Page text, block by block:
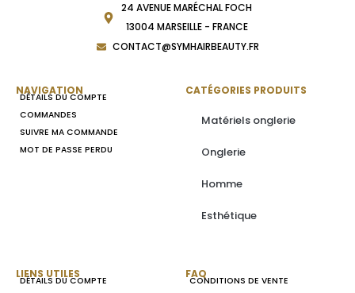
24 AVENUE MARÉCHAL FOCH
13004 MARSEILLE - FRANCE
CONTACT@SYMHAIRBEAUTY.FR
NAVIGATION
DÉTAILS DU COMPTE
COMMANDES
SUIVRE MA COMMANDE
MOT DE PASSE PERDU
CATÉGORIES PRODUITS
Matériels onglerie
Onglerie
Homme
Esthétique
LIENS UTILES
DÉTAILS DU COMPTE
FAQ
CONDITIONS DE VENTE